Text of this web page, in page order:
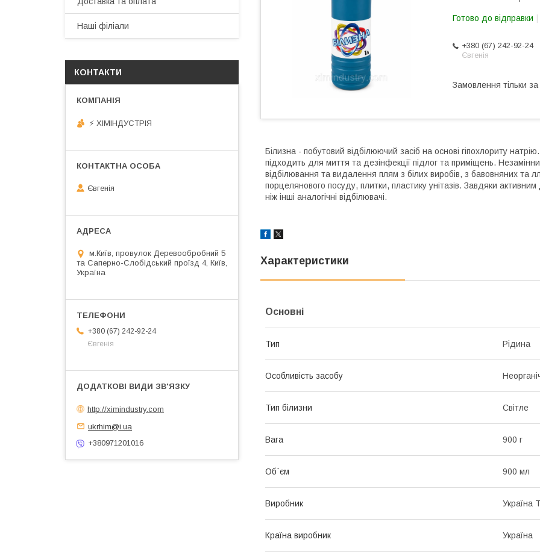
Готово до відправки
+380 (67) 242-92-24
Євгенія
Замовлення тільки
Білизна - побутовий відбілюючий засіб на основі гіпохлориту
підходить для миття та дезінфекції підлог та приміщень.
відбілювання та видалення плям з білих виробів, з бавовняних та
порцелянового посуду, плитки, пластику унітазів. Завдяки
ніж інші аналогічні відбілювачі.
Характеристики
Основні
Тип Рідина
Особливість засобу
Тип білизни Світле
Вага 900 г
Об`єм 900 мл
Виробник Україна
Країна виробник Україна
Наші філіали
КОНТАКТИ
⚡ ХІМІНДУСТРІЯ
Євгенія
м.Київ, провулок Деревообробний 5
та Саперно-Слобідський проїзд 4, Київ,
Україна
+380 (67) 242-92-24
Євгенія
http://ximindustry.com
ukrhim@i.ua
+380971201016